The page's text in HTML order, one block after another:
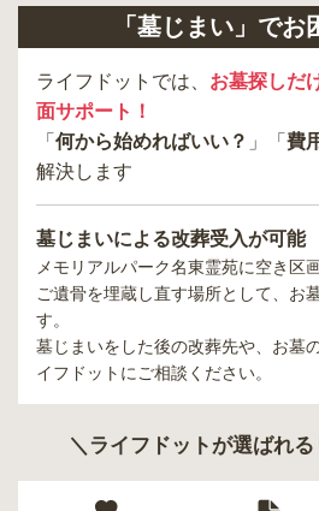
「墓じまい」でお
ライフドットでは、 お墓探しだ
面サポート！
「 何から始めればいい？ 」「 費
解決します
墓じまいによる改葬受入が可能
メモリアルパーク名東霊苑に空き区
ご遺骨を埋蔵し直す場所として、お
す。
墓じまいをした後の改葬先や、お墓
イフドットにご相談ください。
＼ライフドットが選ばれる